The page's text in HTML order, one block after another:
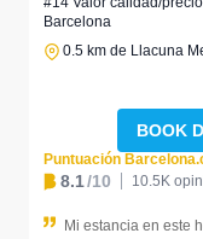
Barcelona
0.5 km de Llacuna
BOOK
Puntuación
8.1/10 10.5K
Mi estancia en este